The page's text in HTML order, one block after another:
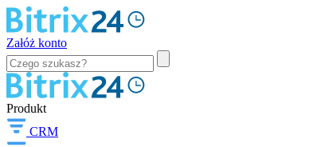
Załóż konto
Produkt
CRM